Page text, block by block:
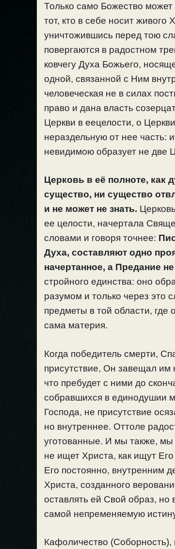
Только само Божество может
тот, кто в себе носит живого
уничтожившись перед тою
повергаются в радостном
ковчегу Духа Божьего,
одной, связанной с Ним
человеческая не в силах
право и дана власть
Церкви в еецелости, о
нераздельную от нее
невидимою образует не две
Церковь в её полноте, как
существо, ни существо
и не может не знать.
ее целости, начертала
словами и говоря точнее:
Духа, составляют одно
начертанное, а Предание
стройного единства: оно
разумом и только через это
предметы в той области,
сама материя.
Когда победитель смерти,
присутствие, Он завещал им
что пребудет с ними до
собравшихся в единодушии
Господа, не присутствие
но внутреннее. Оттоле
уготованные. И мы также,
не ищет Христа, как ищут
Его постоянно, внутренним
Христа, созданного
оставлять ей Свой образ,
самой непременяемую
Кафоличество (Соборность),